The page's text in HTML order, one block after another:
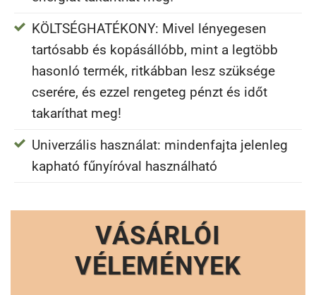
KÖLTSÉGHATÉKONY: Mivel lényegesen
tartósabb és kopásállóbb, mint a legtöbb
hasonló termék, ritkábban lesz szüksége
cserére, és ezzel rengeteg pénzt és időt
takaríthat meg!
Univerzális használat: mindenfajta jelenleg
kapható fűnyíróval használható
VÁSÁRLÓI
VÉLEMÉNYEK